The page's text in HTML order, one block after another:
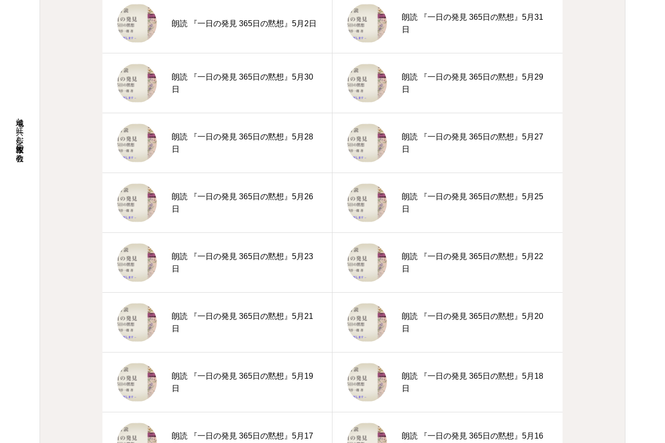
地域と共に歩む桜並木の教会
朗読 『一日の発見 365日の黙想』5月2日
朗読 『一日の発見 365日の黙想』5月31
日
朗読 『一日の発見 365日の黙想』5月30
日
朗読 『一日の発見 365日の黙想』5月29
日
朗読 『一日の発見 365日の黙想』5月28
日
朗読 『一日の発見 365日の黙想』5月27
日
朗読 『一日の発見 365日の黙想』5月26
日
朗読 『一日の発見 365日の黙想』5月25
日
朗読 『一日の発見 365日の黙想』5月23
日
朗読 『一日の発見 365日の黙想』5月22
日
朗読 『一日の発見 365日の黙想』5月21
日
朗読 『一日の発見 365日の黙想』5月20
日
朗読 『一日の発見 365日の黙想』5月19
日
朗読 『一日の発見 365日の黙想』5月18
日
朗読 『一日の発見 365日の黙想』5月17
朗読 『一日の発見 365日の黙想』5月16